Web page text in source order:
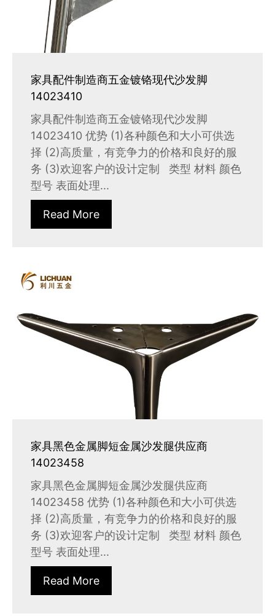
家具配件制造商五金镀铬现代沙发脚
14023410
家具配件制造商五金镀铬现代沙发脚
14023410 优势 (1)各种颜色和大小可供选
择 (2)高质量，有竞争力的价格和良好的服
务 (3)欢迎客户的设计定制 类型 材料 颜色
型号 表面处理...
Read More
家具黑色金属脚短金属沙发腿供应商
14023458
家具黑色金属脚短金属沙发腿供应商
14023458 优势 (1)各种颜色和大小可供选
择 (2)高质量，有竞争力的价格和良好的服
务 (3)欢迎客户的设计定制 类型 材料 颜色
型号 表面处理...
Read More